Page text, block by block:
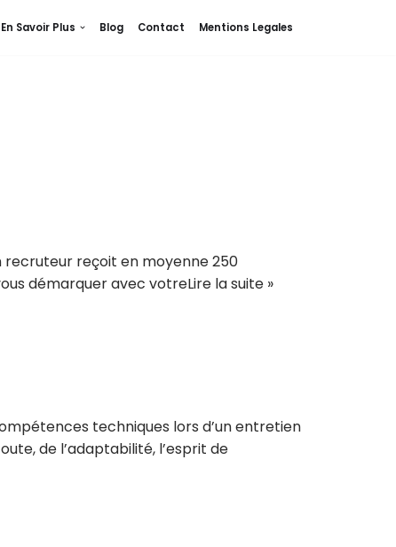
En Savoir Plus Blog Contact Mentions Legales
recruteur reçoit en moyenne 250
démarquer avec votreLire la suite »
techniques lors d’un entretien
de l’adaptabilité, l’esprit de